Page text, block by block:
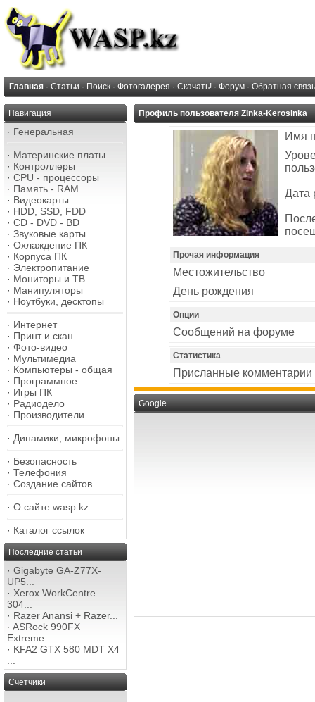
Главная · Статьи · Поиск · Фотогалерея · Скачать! · Форум · Обратная связь
Навигация
· Генеральная
· Материнские платы
· Контроллеры
· CPU - процессоры
· Память - RAM
· Видеокарты
· HDD, SSD, FDD
· CD - DVD - BD
· Звуковые карты
· Охлаждение ПК
· Корпуса ПК
· Электропитание
· Мониторы и ТВ
· Манипуляторы
· Ноутбуки, десктопы
· Интернет
· Принт и скан
· Фото-видео
· Мультимедиа
· Компьютеры - общая
· Программное
· Игры ПК
· Радиодело
· Производители
· Динамики, микрофоны
· Безопасность
· Телефония
· Создание сайтов
· О сайте wasp.kz...
· Каталог ссылок
Последние статьи
· Gigabyte GA-Z77X-
UP5...
· Xerox WorkCentre
304...
· Razer Anansi + Razer...
· ASRock 990FX
Extreme...
· KFA2 GTX 580 MDT X4
Счетчики
Профиль пользователя Zinka-Kerosinka
Имя
Дата
Прочая информация
Местожительство
День рождения
Опции
Сообщений на форуме
Статистика
Присланные комментарии
Google